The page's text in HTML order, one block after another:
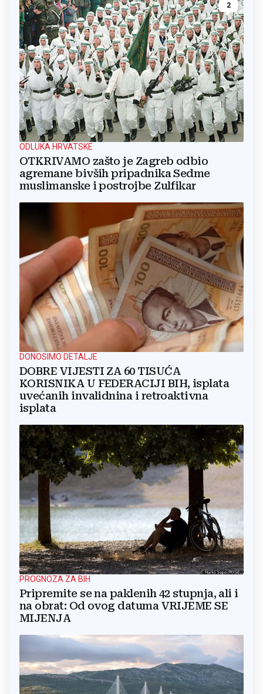
2
ODLUKA HRVATSKE
OTKRIVAMO zašto je Zagreb odbio
agremane bivših pripadnika Sedme
muslimanske i postrojbe Zulfikar
DONOSIMO DETALJE
DOBRE VIJESTI ZA 60 TISUĆA
KORISNIKA U FEDERACIJI BIH, isplata
uvećanih invalidnina i retroaktivna
isplata
PROGNOZA ZA BIH
Pripremite se na paklenih 42 stupnja, ali i
na obrat: Od ovog datuma VRIJEME SE
MIJENJA